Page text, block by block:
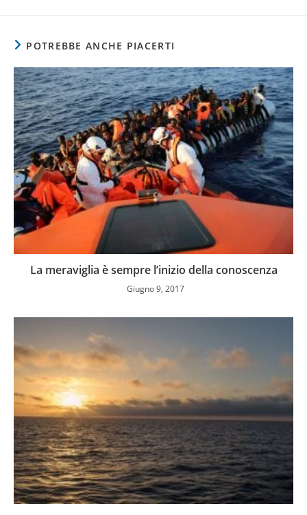
POTREBBE ANCHE PIACERTI
La meraviglia è sempre l’inizio della conoscenza
Giugno 9, 2017